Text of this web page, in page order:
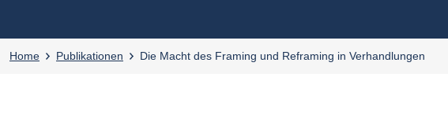
Home Publikationen Die Macht des Framing und Reframing in Verhandlungen